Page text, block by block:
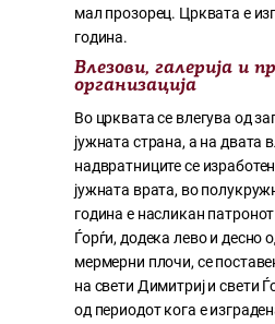
мал прозорец. Црквата е
година.
Влезови, галерија и
организација
Во црквата се влегува од
јужната страна, а на двата
надвратниците се
јужната врата, во
година е насликан
Ѓорѓи, додека лево и десно
мермерни плочи, се
на свети Димитриј и свети
од периодот кога е